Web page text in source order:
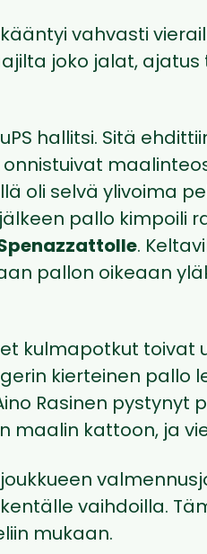
vahvasti
joko jalat,
hallitsi. Sitä
oli selvä ylivoima
pallo kimpoili
.
pallon oikeaan
kulmapotkut toivat
kierteinen pallo
Rasinen pystynyt
maalin kattoon, ja
vaihdoilla.
mukaan.